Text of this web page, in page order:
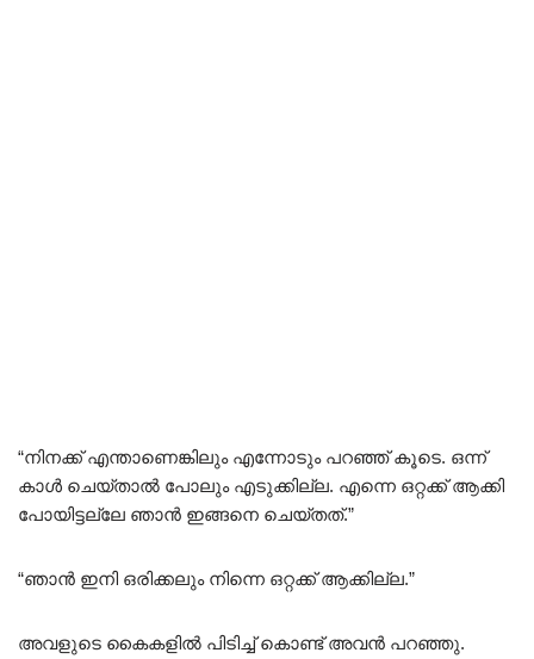
“നിനക്ക് എന്താണെങ്കിലും എന്നോടും പറഞ്ഞ് കൂടെ. ഒന്ന്
കാൾ ചെയ്താൽ പോലും എടുക്കില്ല. എന്നെ ഒറ്റക്ക് ആക്കി
പോയിട്ടല്ലേ ഞാൻ ഇങ്ങനെ ചെയ്തത്.”
“ഞാൻ ഇനി ഒരിക്കലും നിന്നെ ഒറ്റക്ക് ആക്കില്ല.”
അവളുടെ കൈകളിൽ പിടിച്ച് കൊണ്ട് അവൻ പറഞ്ഞു.